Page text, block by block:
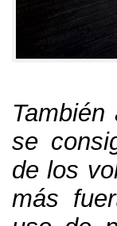
se
de los
más